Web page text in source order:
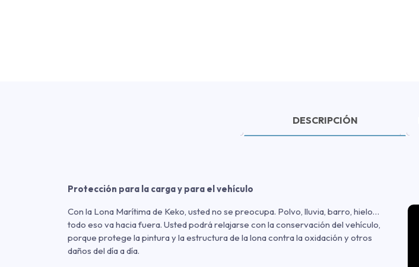
DESCRIPCIÓN
Protección para la carga y para el vehículo
Con la Lona Marítima de Keko, usted no se preocupa. Polvo, lluvia, barro, hielo…
todo eso va hacia fuera. Usted podrá relajarse con la conservación del vehículo,
porque protege la pintura y la estructura de la lona contra la oxidación y otros
daños del día a día.